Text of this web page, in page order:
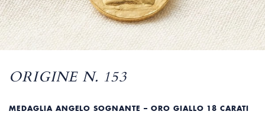
ORIGINE N. 153
MEDAGLIA ANGELO SOGNANTE – ORO GIALLO 18 CARATI